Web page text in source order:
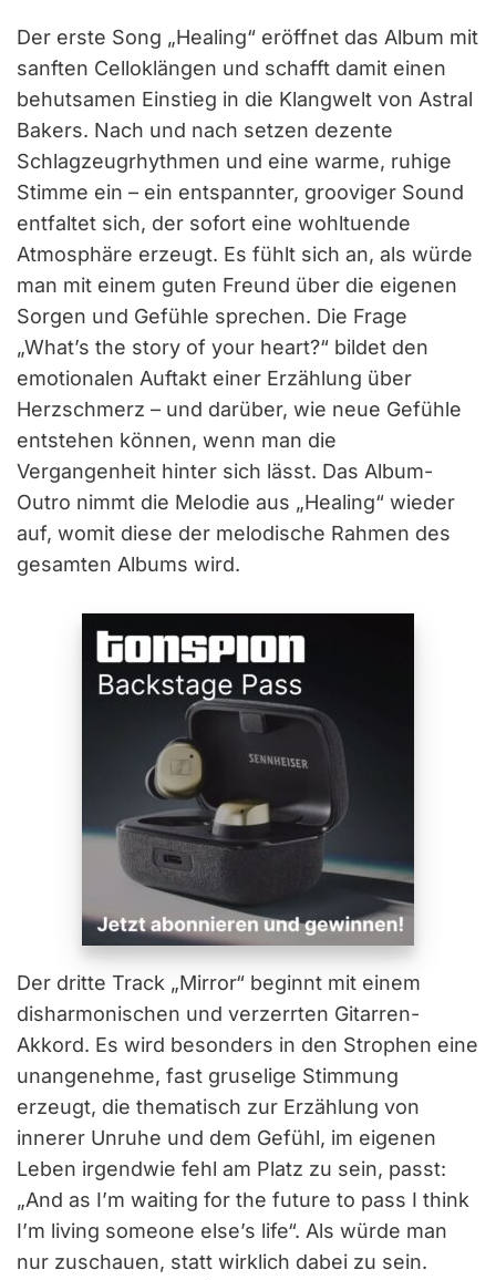
Der erste Song „Healing“ eröffnet das Album mit
sanften Celloklängen und schafft damit einen
behutsamen Einstieg in die Klangwelt von Astral
Bakers. Nach und nach setzen dezente
Schlagzeugrhythmen und eine warme, ruhige
Stimme ein – ein entspannter, grooviger Sound
entfaltet sich, der sofort eine wohltuende
Atmosphäre erzeugt. Es fühlt sich an, als würde
man mit einem guten Freund über die eigenen
Sorgen und Gefühle sprechen. Die Frage
„What’s the story of your heart?“ bildet den
emotionalen Auftakt einer Erzählung über
Herzschmerz – und darüber, wie neue Gefühle
entstehen können, wenn man die
Vergangenheit hinter sich lässt. Das Album-
Outro nimmt die Melodie aus „Healing“ wieder
auf, womit diese der melodische Rahmen des
gesamten Albums wird.
Der dritte Track „Mirror“ beginnt mit einem
disharmonischen und verzerrten Gitarren-
Akkord. Es wird besonders in den Strophen eine
unangenehme, fast gruselige Stimmung
erzeugt, die thematisch zur Erzählung von
innerer Unruhe und dem Gefühl, im eigenen
Leben irgendwie fehl am Platz zu sein, passt:
„And as I’m waiting for the future to pass I think
I’m living someone else’s life“. Als würde man
nur zuschauen, statt wirklich dabei zu sein.